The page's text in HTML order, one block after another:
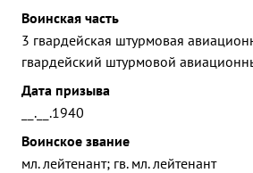
Воинская часть
3 гвардейская штурмовая
гвардейский штурмовой
Дата призыва
__.__.1940
Воинское звание
мл. лейтенант; гв. мл. лейтенант